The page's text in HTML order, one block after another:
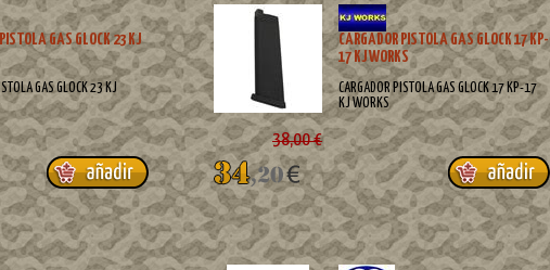
GAS GLOCK 23 KJ
GAS GLOCK 23 KJ
CARGADOR PISTOLA GAS GLOCK 17 KP-
17 KJ WORKS
CARGADOR PISTOLA GAS GLOCK 17 KP-17
KJ WORKS
38,00 €